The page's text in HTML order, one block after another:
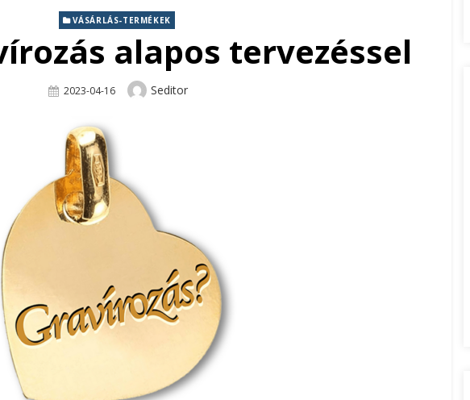
VÁSÁRLÁS-TERMÉKEK
alapos tervezéssel
Posted
2023-04-16 Author
Seditor